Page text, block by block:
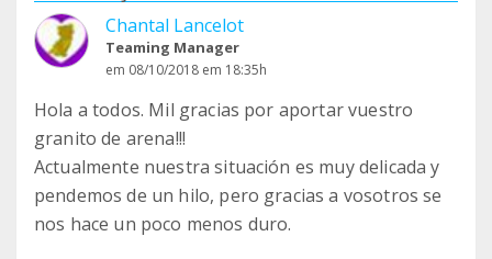
Chantal Lancelot
Teaming Manager
em 08/10/2018 em 18:35h
Hola a todos. Mil gracias por aportar vuestro
granito de arena!!!
Actualmente nuestra situación es muy delicada y
pendemos de un hilo, pero gracias a vosotros se
nos hace un poco menos duro.